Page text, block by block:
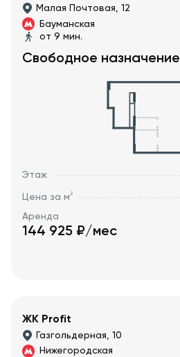
Малая Почтовая, 12
Бауманская
от 9 мин.
Свободное назначение
Этаж
Цена за м2
Аренда
144 925 ₽/мес
ЖК Profit
Газгольдерная, 10
Нижегородская